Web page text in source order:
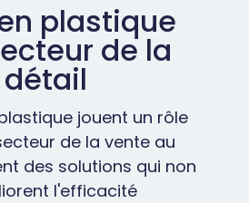
plastique
de la
jouent un rôle
de la vente au
des solutions qui non
l'efficacité